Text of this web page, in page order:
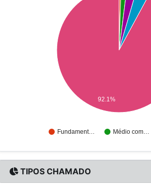
Fundament… Médio com…
92.1%
TIPOS CHAMADO